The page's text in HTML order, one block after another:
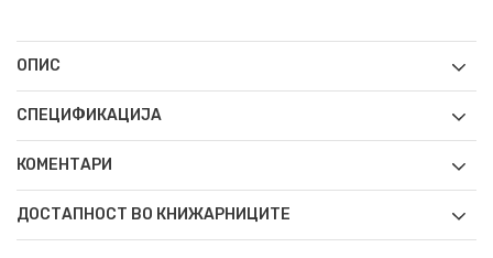
ОПИС
СПЕЦИФИКАЦИЈА
КОМЕНТАРИ
ДОСТАПНОСТ ВО КНИЖАРНИЦИТЕ